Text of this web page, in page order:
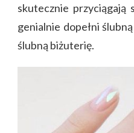
skutecznie przyciągają
genialnie dopełni
ślubną biżuterię.